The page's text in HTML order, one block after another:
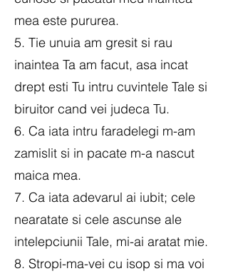
mea este pururea.
5. Tie unuia am gresit si rau
inaintea Ta am facut, asa incat
drept esti Tu intru cuvintele Tale si
biruitor cand vei judeca Tu.
6. Ca iata intru faradelegi m-am
zamislit si in pacate m-a nascut
maica mea.
7. Ca iata adevarul ai iubit; cele
nearatate si cele ascunse ale
intelepciunii Tale, mi-ai aratat mie.
8. Stropi-ma-vei cu isop si ma voi